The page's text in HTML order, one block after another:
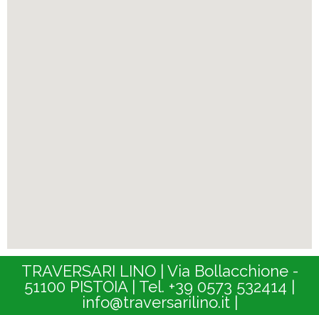
TRAVERSARI LINO | Via Bollacchione -
51100 PISTOIA | Tel. +39 0573 532414 |
info@traversarilino.it |